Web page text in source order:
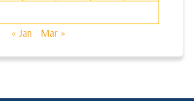
« Jan
Mar »